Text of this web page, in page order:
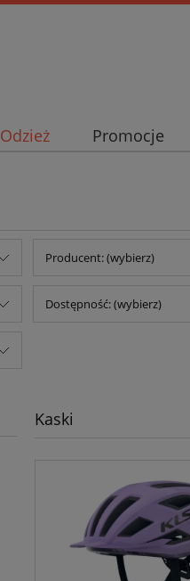
Odzież Promocje
Producent: (wybierz)
Dostępność: (wybierz)
Kaski